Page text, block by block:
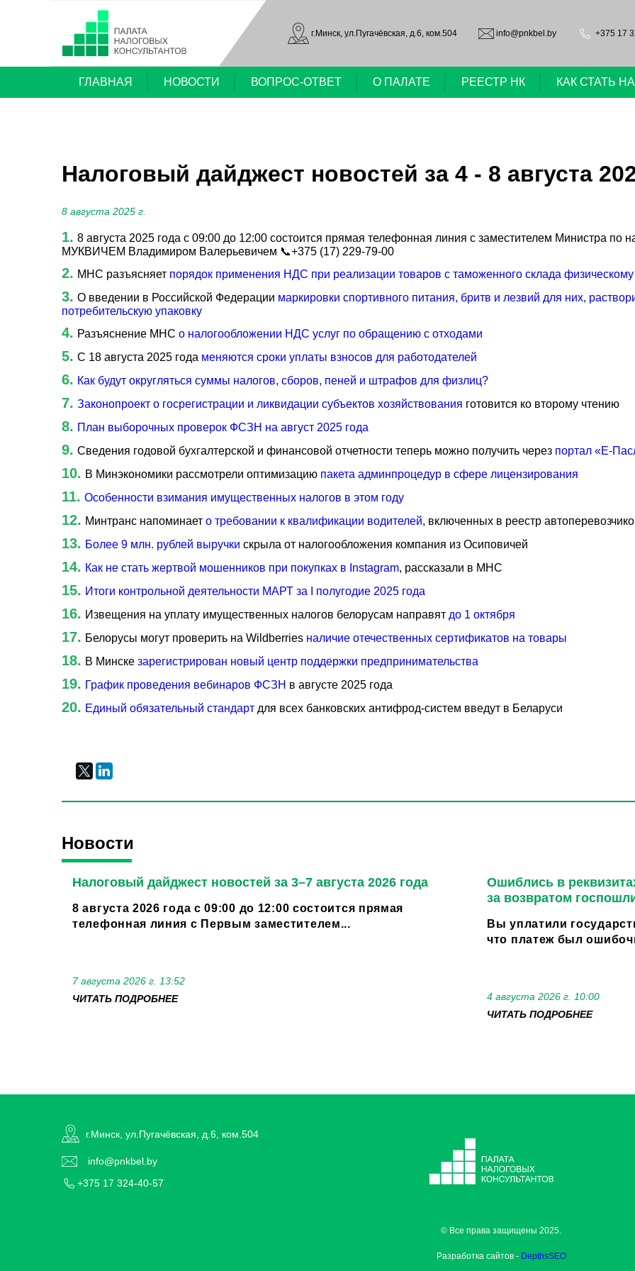
г.Минск, ул.Пугачёвская, д.6, ком.504 info@pnkbel.by +375 17
ГЛАВНАЯ НОВОСТИ ВОПРОС-ОТВЕТ О ПАЛАТЕ РЕЕСТР НК КАК СТАТЬ
Налоговый дайджест новостей за 4 - 8 августа
8 августа 2025 г.
8 августа 2025 года с 09:00 до 12:00 состоится прямая телефонная линия с заместителем Министра по
МУКВИЧЕМ Владимиром Валерьевичем 📞+375 (17) 229-79-00
МНС разъясняет порядок применения НДС при реализации товаров с таможенного склада
О введении в Российской Федерации маркировки спортивного питания, бритв и лезвий для них,
потребительскую упаковку
Разъяснение МНС о налогообложении НДС услуг по обращению с отходами
С 18 августа 2025 года меняются сроки уплаты взносов для работодателей
Как будут округляться суммы налогов, сборов, пеней и штрафов для физлиц?
Законопроект о госрегистрации и ликвидации субъектов хозяйствования готовится ко второму чтению
План выборочных проверок ФСЗН на август 2025 года
Сведения годовой бухгалтерской и финансовой отчетности теперь можно получить через портал «Е-
В Минэкономики рассмотрели оптимизацию пакета админпроцедур в сфере лицензирования
Особенности взимания имущественных налогов в этом году
Минтранс напоминает о требовании к квалификации водителей, включенных в реестр
Более 9 млн. рублей выручки скрыла от налогообложения компания из Осиповичей
Как не стать жертвой мошенников при покупках в Instagram, рассказали в МНС
Итоги контрольной деятельности МАРТ за I полугодие 2025 года
Извещения на уплату имущественных налогов белорусам направят до 1 октября
Белорусы могут проверить на Wildberries наличие отечественных сертификатов на товары
В Минске зарегистрирован новый центр поддержки предпринимательства
График проведения вебинаров ФСЗН в августе 2025 года
Единый обязательный стандарт для всех банковских антифрод-систем введут в Беларуси
Новости
Налоговый дайджест новостей за 3–7 августа 2026 года
8 августа 2026 года с 09:00 до 12:00 состоится прямая
телефонная линия с Первым заместителем...
7 августа 2026 г. 13:52
ЧИТАТЬ ПОДРОБНЕЕ
Ошиблись в
за возвратом
Вы уплатили
что платеж был
4 августа 2026 г. 10:00
ЧИТАТЬ ПОДРОБНЕЕ
г.Минск, ул.Пугачёвская, д.6, ком.504
info@pnkbel.by
+375 17 324-40-57
© Все права защищены 2025.
Разработка сайтов - DepthsSEO